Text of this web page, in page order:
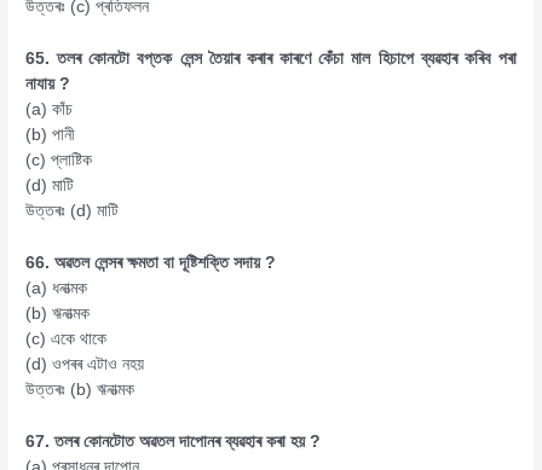
উত্তৰঃ (c) প্ৰতিফলন
65. তলৰ কোনটো বপ্তক লেন্স তৈয়াৰ কৰাৰ কাৰণে কেঁচা মাল হিচাপে ব্যৱহাৰ কৰিব পৰা
নাযায় ?
(a) কাঁচ
(b) পানী
(c) প্লাষ্টিক
(d) মাটি
উত্তৰঃ (d) মাটি
66. অৱতল লেন্সৰ ক্ষমতা বা দূষ্টিশক্তি সদায় ?
(a) ধনাত্মক
(b) ঋনাত্মক
(c) একে থাকে
(d) ওপৰৰ এটাও নহয়
উত্তৰঃ (b) ঋনাত্মক
67. তলৰ কোনটোত অৱতল দাপোনৰ ব্যৱহাৰ কৰা হয় ?